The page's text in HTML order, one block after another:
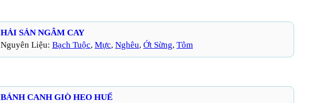
HẢI SẢN NGÂM CAY
Nguyên Liệu: Bạch Tuộc, Mực, Nghêu, Ớt Sừng, Tôm
BÁNH CANH GIÒ HEO HUẾ